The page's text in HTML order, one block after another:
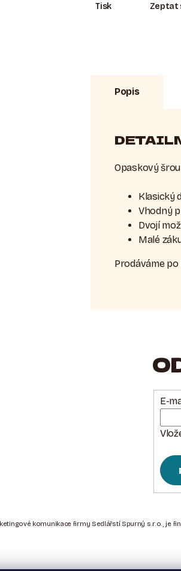
Tisk Zeptat
Popis
Opaskový
Klasický
Vhodný
Dvojí
Malé
Prodáváme po
E-
komunikace firmy Sedlářstí Spurný s.r.o., je